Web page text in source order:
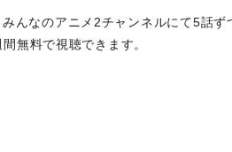
んなのアニメ2チャンネルにて5話ず
無料で視聴できます。